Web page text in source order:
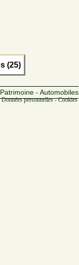
(25)
- Automobiles
Données personnelles -